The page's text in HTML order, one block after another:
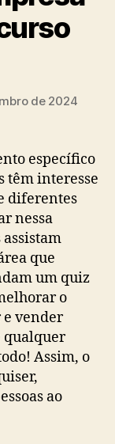
de 2024
específico
têm interesse
diferentes
nessa
que
um quiz
o
e vender
qualquer
Assim, o
ao